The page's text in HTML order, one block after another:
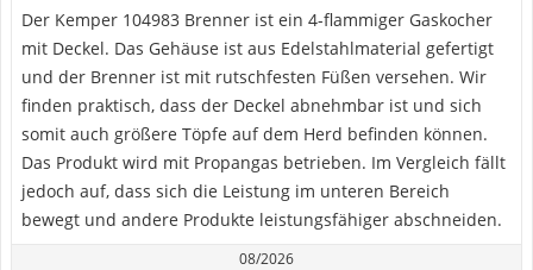
Der Kemper 104983 Brenner ist ein 4-flammiger Gaskocher
mit Deckel. Das Gehäuse ist aus Edelstahlmaterial gefertigt
und der Brenner ist mit rutschfesten Füßen versehen. Wir
finden praktisch, dass der Deckel abnehmbar ist und sich
somit auch größere Töpfe auf dem Herd befinden können.
Das Produkt wird mit Propangas betrieben. Im Vergleich fällt
jedoch auf, dass sich die Leistung im unteren Bereich
bewegt und andere Produkte leistungsfähiger abschneiden.
08/2026